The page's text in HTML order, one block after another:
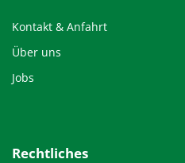
Kontakt & Anfahrt
Über uns
Jobs
Rechtliches